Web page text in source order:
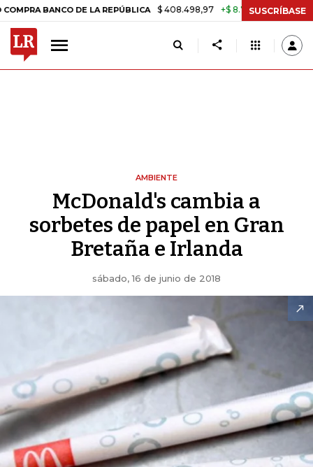
BANCO DE LA REPÚBLICA $ 408.498,97 +$ 8.753,81 +2,19%
SUSCRÍBASE
AMBIENTE
McDonald's cambia a
sorbetes de papel en Gran
Bretaña e Irlanda
sábado, 16 de junio de 2018